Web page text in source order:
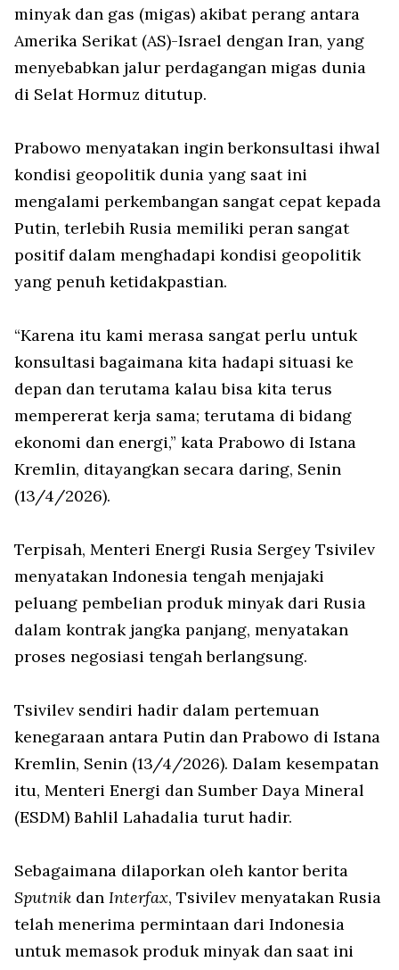
minyak dan gas (migas) akibat perang antara
Amerika Serikat (AS)-Israel dengan Iran, yang
menyebabkan jalur perdagangan migas dunia
di Selat Hormuz ditutup.
Prabowo menyatakan ingin berkonsultasi ihwal
kondisi geopolitik dunia yang saat ini
mengalami perkembangan sangat cepat kepada
Putin, terlebih Rusia memiliki peran sangat
positif dalam menghadapi kondisi geopolitik
yang penuh ketidakpastian.
“Karena itu kami merasa sangat perlu untuk
konsultasi bagaimana kita hadapi situasi ke
depan dan terutama kalau bisa kita terus
mempererat kerja sama; terutama di bidang
ekonomi dan energi,” kata Prabowo di Istana
Kremlin, ditayangkan secara daring, Senin
(13/4/2026).
Terpisah, Menteri Energi Rusia Sergey Tsivilev
menyatakan Indonesia tengah menjajaki
peluang pembelian produk minyak dari Rusia
dalam kontrak jangka panjang, menyatakan
proses negosiasi tengah berlangsung.
Tsivilev sendiri hadir dalam pertemuan
kenegaraan antara Putin dan Prabowo di Istana
Kremlin, Senin (13/4/2026). Dalam kesempatan
itu, Menteri Energi dan Sumber Daya Mineral
(ESDM) Bahlil Lahadalia turut hadir.
Sebagaimana dilaporkan oleh kantor berita
Sputnik dan Interfax, Tsivilev menyatakan Rusia
telah menerima permintaan dari Indonesia
untuk memasok produk minyak dan saat ini